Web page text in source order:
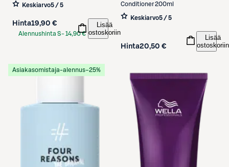
Keskiarvo5 / 5
Hinta19,90 €
Alennushinta S-14,90 €
Lisää
ostoskoriin
Conditioner 200ml
Keskiarvo5 / 5
Hinta20,50 €
Lisää
ostoskoriin
Asiakasomistaja-alennus−25%